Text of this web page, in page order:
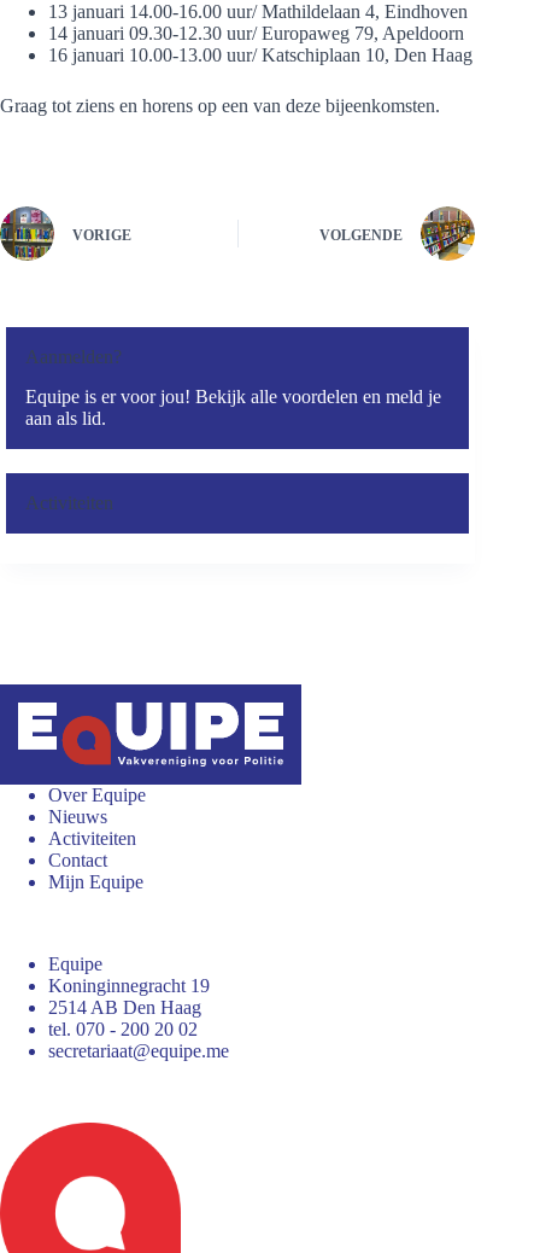
13 januari 14.00-16.00 uur/ Mathildelaan 4, Eindhoven
14 januari 09.30-12.30 uur/ Europaweg 79, Apeldoorn
16 januari 10.00-13.00 uur/ Katschiplaan 10, Den Haag
Graag tot ziens en horens op een van deze bijeenkomsten.
VORIGE VOLGENDE
Aanmelden?
Equipe is er voor jou! Bekijk alle voordelen en meld je
aan als lid.
Activiteiten
Over Equipe
Nieuws
Activiteiten
Contact
Mijn Equipe
Equipe
Koninginnegracht 19
2514 AB Den Haag
tel. 070 - 200 20 02
secretariaat@equipe.me